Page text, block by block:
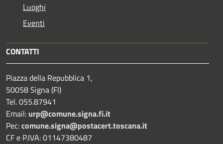
Luoghi
Eventi
CONTATTI
Piazza della Repubblica 1,
50058 Signa (FI)
Tel. 055.87941
Email: urp@comune.signa.fi.it
Pec:comune.signa@postacert.toscana.it
CF e P.IVA: 01147380487